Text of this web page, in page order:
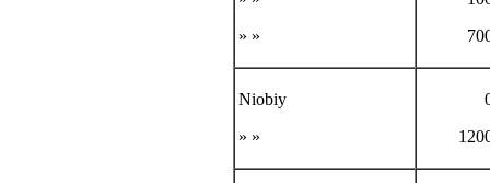
» »
Niobiy
» »